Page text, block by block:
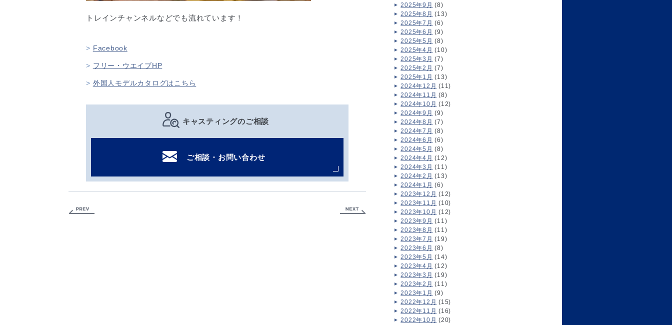
トレインチャンネルなどでも流れています！
Facebook
フリー・ウエイブHP
外国人モデルカタログはこちら
キャスティングのご相談
ご相談・お問い合わせ
2025年9月 (8)
2025年8月 (13)
2025年7月 (6)
2025年6月 (9)
2025年5月 (8)
2025年4月 (10)
2025年3月 (7)
2025年2月 (7)
2025年1月 (13)
2024年12月 (11)
2024年11月 (8)
2024年10月 (12)
2024年9月 (9)
2024年8月 (7)
2024年7月 (8)
2024年6月 (6)
2024年5月 (8)
2024年4月 (12)
2024年3月 (11)
2024年2月 (13)
2024年1月 (6)
2023年12月 (12)
2023年11月 (10)
2023年10月 (12)
2023年9月 (11)
2023年8月 (11)
2023年7月 (19)
2023年6月 (8)
2023年5月 (14)
2023年4月 (12)
2023年3月 (19)
2023年2月 (11)
2023年1月 (9)
2022年12月 (15)
2022年11月 (16)
2022年10月 (20)